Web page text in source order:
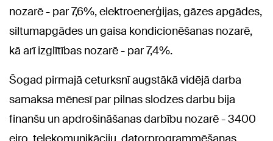
nozarē - par 7,6%, elektroenerģijas, gāzes apgādes,
siltumapgādes un gaisa kondicionēšanas nozarē,
kā arī izglītības nozarē - par 7,4%.
Šogad pirmajā ceturksnī augstākā vidējā darba
samaksa mēnesī par pilnas slodzes darbu bija
finanšu un apdrošināšanas darbību nozarē - 3400